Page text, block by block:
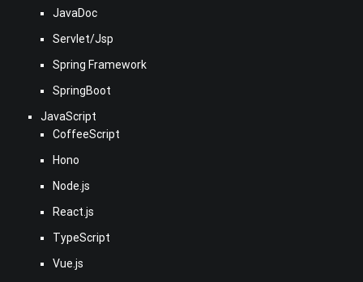
JavaDoc
Servlet/Jsp
Spring Framework
SpringBoot
JavaScript
CoffeeScript
Hono
Node.js
React.js
TypeScript
Vue.js